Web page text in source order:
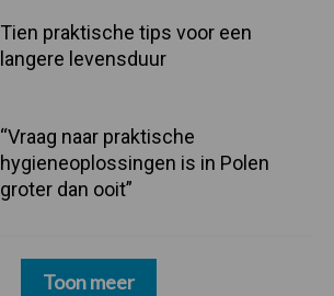
Tien praktische tips voor een
langere levensduur
“Vraag naar praktische
hygieneoplossingen is in Polen
groter dan ooit”
Toon meer